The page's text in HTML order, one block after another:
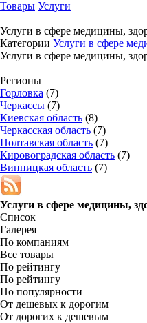
Товары Услуги
Услуги в сфере медицины,
Категории Услуги в сфере
Услуги в сфере медицины,
Регионы
Горловка (7)
Черкассы (7)
Киевская область (8)
Черкасская область (7)
Полтавская область (7)
Кировоградская область (7)
Винницкая область (7)
Услуги в сфере медицины,
Список
Галерея
По компаниям
Все товары
По рейтингу
По рейтингу
По популярности
От дешевых к дорогим
От дорогих к дешевым